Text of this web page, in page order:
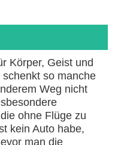
Körper, Geist und
so manche
Weg nicht
ohne Flüge zu
kein Auto habe,
man die